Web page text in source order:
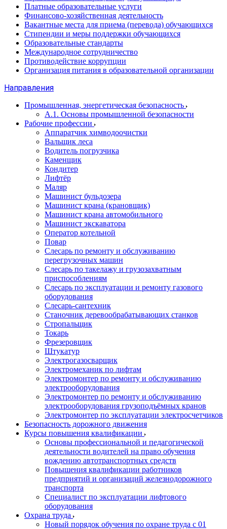
Платные образовательные услуги
Финансово-хозяйственная деятельность
Вакантные места для приема (перевода) обучающихся
Стипендии и меры поддержки обучающихся
Образовательные стандарты
Международное сотрудничество
Противодействие коррупции
Организация питания в образовательной организации
Направления
Промышленная, энергетическая безопасность
А.1. Основы промышленной безопасности
Рабочие профессии
Аппаратчик химводоочистки
Вальщик леса
Водитель погрузчика
Каменщик
Кондитер
Лифтёр
Маляр
Машинист бульдозера
Машинист крана (крановщик)
Машинист крана автомобильного
Машинист экскаватора
Оператор котельной
Повар
Слесарь по ремонту и обслуживанию
перегрузочных машин
Слесарь по такелажу и грузозахватным
приспособлениям
Слесарь по эксплуатации и ремонту газового
оборудования
Слесарь-сантехник
Станочник деревообрабатывающих станков
Стропальщик
Токарь
Фрезеровщик
Штукатур
Электрогазосварщик
Электромеханик по лифтам
Электромонтер по ремонту и обслуживанию
электрооборудования
Электромонтер по ремонту и обслуживанию
электрооборудования грузоподъёмных кранов
Электромонтер по эксплуатации электросчетчиков
Безопасность дорожного движения
Курсы повышения квалификации
Основы профессиональной и педагогической
деятельности водителей на право обучения
вождению автотранспортных средств
Повышения квалификации работников
предприятий и организаций железнодорожного
транспорта
Специалист по эксплуатации лифтового
оборудования
Охрана труда
Новый порядок обучения по охране труда с 01